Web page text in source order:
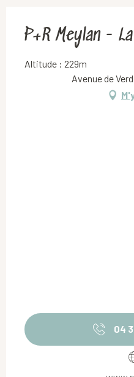
P+R Meylan -
Altitude : 229m
Avenue de
04